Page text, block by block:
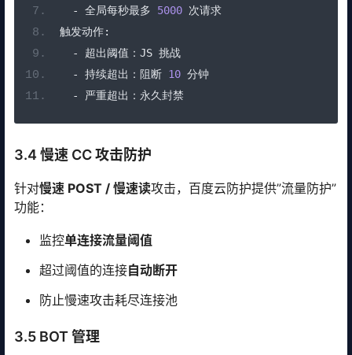
-
全局每秒最多 5000 次请求
触发动作:
-
超出阈值： JS 挑战
-
持续超出：阻断 10 分钟
-
严重超出：永久封禁
3.4 慢速 CC 攻击防护
针对慢速 POST / 慢速读攻击，百度云防护提供”流量防护”
功能：
监控单连接流量阈值
超过阈值的连接自动断开
防止慢速攻击耗尽连接池
3.5 BOT 管理